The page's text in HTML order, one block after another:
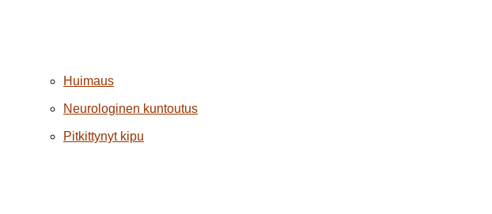
Huimaus
Neurologinen kuntoutus
Pitkittynyt kipu